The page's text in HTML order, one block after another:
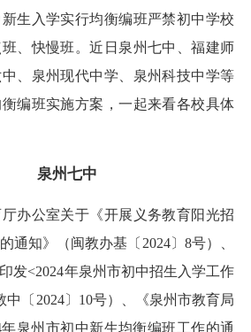
生入学实行均衡编班严禁初中学校
、快慢班。近日泉州七中、福建师
、泉州现代中学、泉州科技中学等
编班实施方案，一起来看各校具体
泉州七中
公室关于《开展义务教育阳光招
通知》（闽教办基〔2024〕8号）、
发<2024年泉州市初中招生入学工作
中〔2024〕10号）、《泉州市教育局
泉州市初中新生均衡编班工作的通